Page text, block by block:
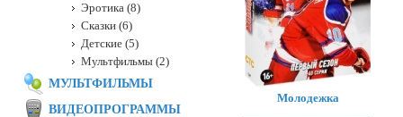
Молодежка
Эротика (8)
Сказки (6)
Детские (5)
Мультфильмы (2)
МУЛЬТФИЛЬМЫ
ВИДЕОПРОГРАММЫ